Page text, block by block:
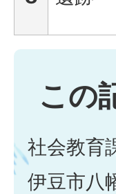
この
社会教育
伊豆市八